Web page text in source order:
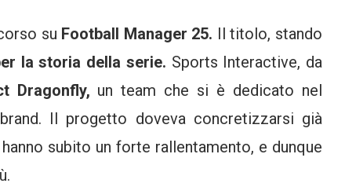
su Football Manager 25. Il titolo, stando
la storia della serie. Sports Interactive, da
Dragonfly, un team che si è dedicato nel
Il progetto doveva concretizzarsi già
subito un forte rallentamento, e dunque